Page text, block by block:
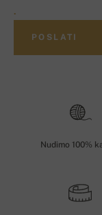
.
POSLATI
Nudimo 100%